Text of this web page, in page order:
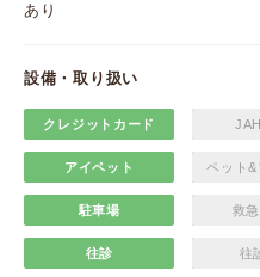
あり
設備・取り扱い
クレジットカード
アイペット ペット&
駐車場 救
往診 往